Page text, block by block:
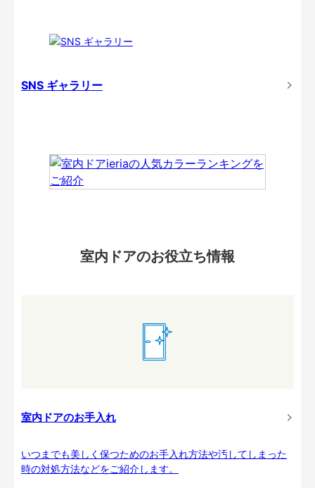
SNS ギャラリー
室内ドアのお役立ち情報
室内ドアのお手入れ
いつまでも美しく保つためのお手入れ方法や汚してしまった
時の対処方法などをご紹介します。